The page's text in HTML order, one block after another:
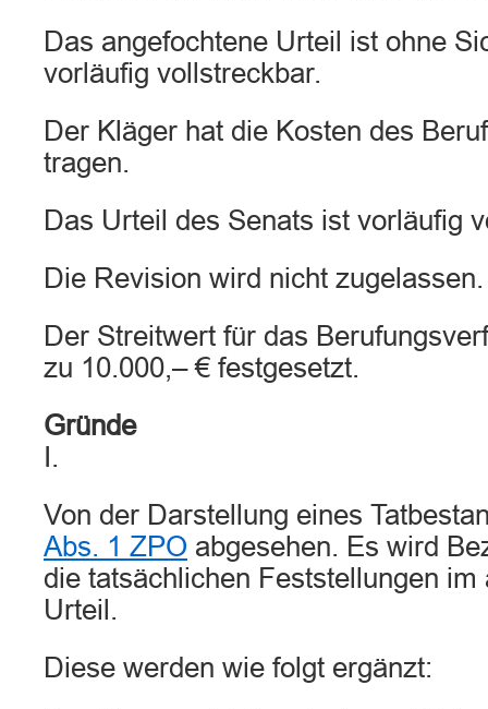
Das angefochtene Urteil ist ohne
vorläufig vollstreckbar.
Der Kläger hat die Kosten des
tragen.
Das Urteil des Senats ist vorläufig
Die Revision wird nicht zugelassen.
Der Streitwert für das
zu 10.000,– € festgesetzt.
Gründe
I.
Von der Darstellung eines
Abs. 1 ZPO abgesehen. Es wird
die tatsächlichen Feststellungen im
Urteil.
Diese werden wie folgt ergänzt: